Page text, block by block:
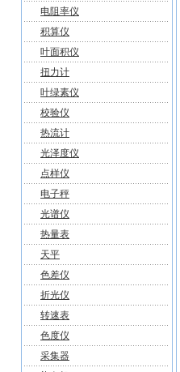
电阻率仪
积算仪
叶面积仪
扭力计
叶绿素仪
校验仪
热流计
光泽度仪
点样仪
电子秤
光谱仪
热量表
天平
色差仪
折光仪
转速表
色度仪
采集器